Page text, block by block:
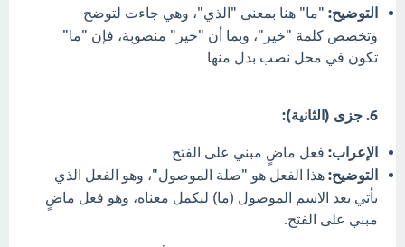
التوضيح: "ما" هنا بمعنى "الذي"، وهي جاءت لتوضح
وتخصص كلمة "خير"، وبما أن "خير" منصوبة، فإن "ما"
تكون في محل نصب بدل منها.
6. جزى (الثانية):
الإعراب: فعل ماضٍ مبني على الفتح.
التوضيح: هذا الفعل هو "صلة الموصول"، وهو الفعل الذي
يأتي بعد الاسم الموصول (ما) ليكمل معناه، وهو فعل ماضٍ
مبني على الفتح.